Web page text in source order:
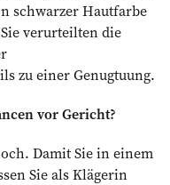
schwarzer Hautfarbe
verurteilten die
zu einer Genugtuung.
­vor Gericht?
Damit Sie in einem
Sie als Klägerin